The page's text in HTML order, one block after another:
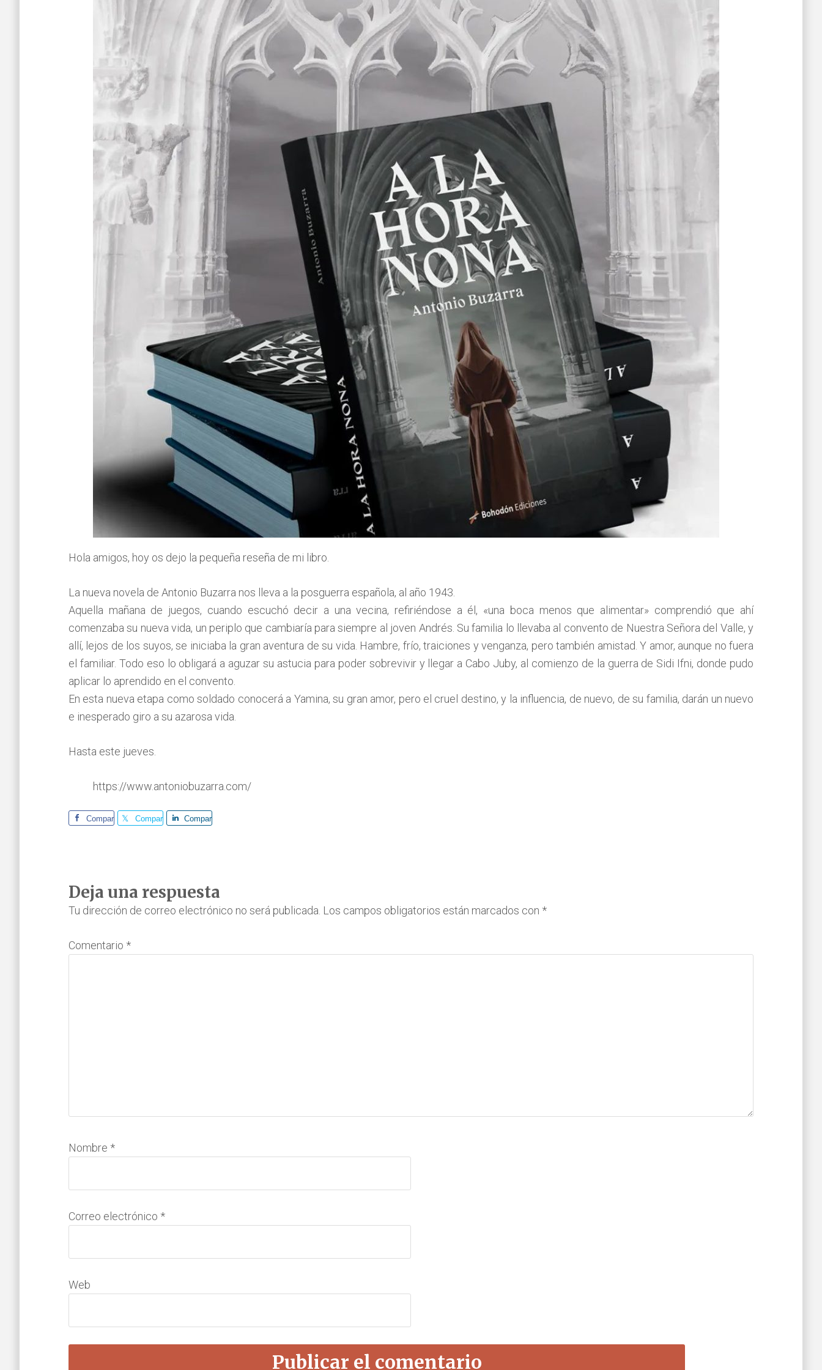
Hola amigos, hoy os dejo la pequeña reseña de mi libro.
La nueva novela de Antonio Buzarra nos lleva a la posguerra española, al año 1943.
Aquella mañana de juegos, cuando escuchó decir a una vecina, refiriéndose a él, «una boca menos que alimentar» comprendió que ahí
comenzaba su nueva vida, un periplo que cambiaría para siempre al joven Andrés. Su familia lo llevaba al convento de Nuestra Señora del Valle, y
allí, lejos de los suyos, se iniciaba la gran aventura de su vida. Hambre, frío, traiciones y venganza, pero también amistad. Y amor, aunque no fuera
el familiar. Todo eso lo obligará a aguzar su astucia para poder sobrevivir y llegar a Cabo Juby, al comienzo de la guerra de Sidi Ifni, donde pudo
aplicar lo aprendido en el convento.
En esta nueva etapa como soldado conocerá a Yamina, su gran amor, pero el cruel destino, y la influencia, de nuevo, de su familia, darán un nuevo
e inesperado giro a su azarosa vida.
Hasta este jueves.
https://www.antoniobuzarra.com/
Comparte Comparte Comparte
Interacciones
lectores
Deja una respuesta
Tu dirección de correo electrónico no será publicada. Los campos obligatorios están marcados con *
Comentario *
Nombre *
Correo electrónico *
Web